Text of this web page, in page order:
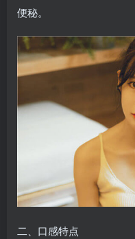
便秘。
二、口感特点